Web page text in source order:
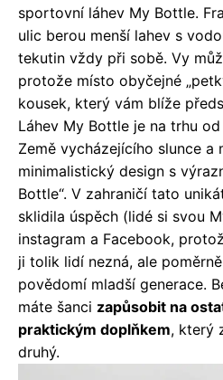
sportovní láhev My Bottle.
ulic berou menší lahev s
tekutin vždy při sobě. Vy
protože místo obyčejné
kousek, který vám blíže
Láhev My Bottle je na trhu
Země vycházejícího slunce
minimalistický design s
Bottle“. V zahraničí tato
sklidila úspěch (lidé si svou
instagram a Facebook,
ji tolik lidí nezná, ale
povědomí mladší generace.
máte šanci zapůsobit na
praktickým doplňkem, který
druhý.